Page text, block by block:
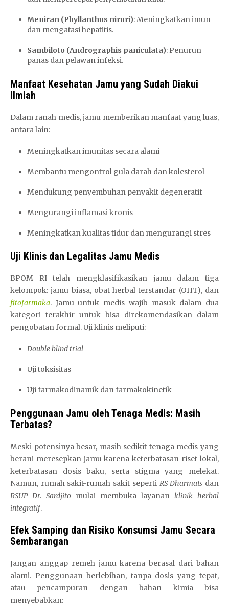
Meniran (Phyllanthus niruri): Meningkatkan imun
dan mengatasi hepatitis.
Sambiloto (Andrographis paniculata): Penurun
panas dan pelawan infeksi.
Manfaat Kesehatan Jamu yang Sudah Diakui
Ilmiah
Dalam ranah medis, jamu memberikan manfaat yang luas,
antara lain:
Meningkatkan imunitas secara alami
Membantu mengontrol gula darah dan kolesterol
Mendukung penyembuhan penyakit degeneratif
Mengurangi inflamasi kronis
Meningkatkan kualitas tidur dan mengurangi stres
Uji Klinis dan Legalitas Jamu Medis
BPOM RI telah mengklasifikasikan jamu dalam tiga
kelompok: jamu biasa, obat herbal terstandar (OHT), dan
fitofarmaka. Jamu untuk medis wajib masuk dalam dua
kategori terakhir untuk bisa direkomendasikan dalam
pengobatan formal. Uji klinis meliputi:
Double blind trial
Uji toksisitas
Uji farmakodinamik dan farmakokinetik
Penggunaan Jamu oleh Tenaga Medis: Masih
Terbatas?
Meski potensinya besar, masih sedikit tenaga medis yang
berani meresepkan jamu karena keterbatasan riset lokal,
keterbatasan dosis baku, serta stigma yang melekat.
Namun, rumah sakit-rumah sakit seperti RS Dharmais dan
RSUP Dr. Sardjito mulai membuka layanan klinik herbal
integratif.
Efek Samping dan Risiko Konsumsi Jamu Secara
Sembarangan
Jangan anggap remeh jamu karena berasal dari bahan
alami. Penggunaan berlebihan, tanpa dosis yang tepat,
atau pencampuran dengan bahan kimia bisa
menyebabkan: